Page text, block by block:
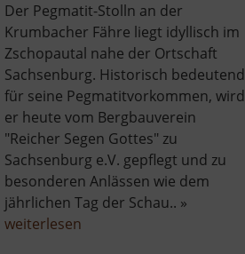
Der Pegmatit-Stolln an der
Krumbacher Fähre liegt idyllisch im
Zschopautal nahe der Ortschaft
Sachsenburg. Historisch bedeutend
für seine Pegmatitvorkommen, wird
er heute vom Bergbauverein
"Reicher Segen Gottes" zu
Sachsenburg e.V. gepflegt und zu
besonderen Anlässen wie dem
jährlichen Tag der Schau.. »
weiterlesen